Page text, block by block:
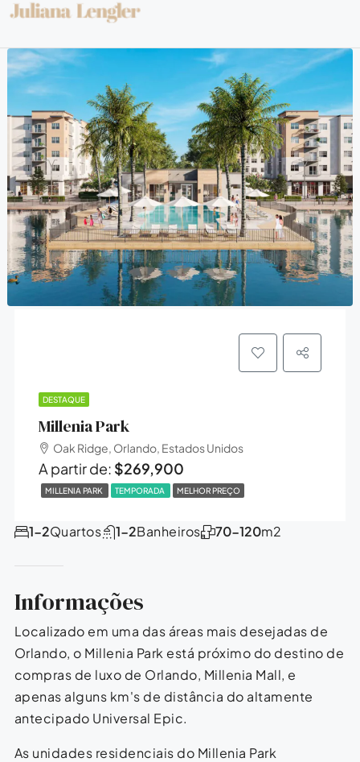
DESTAQUE
Millenia Park
Oak Ridge, Orlando, Estados Unidos
A partir de: $269,900
MILLENIA PARK TEMPORADA MELHOR PREÇO
Quartos
1-2 Banheiros
1-2 m2
70-120
Informações
Localizado em uma das áreas mais desejadas de
Orlando, o Millenia Park está próximo do destino de
compras de luxo de Orlando, Millenia Mall, e
apenas alguns km's de distância do altamente
antecipado Universal Epic.
As unidades residenciais do Millenia Park